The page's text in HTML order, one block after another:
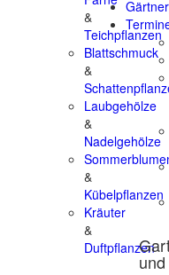
&
Teichpflanzen
Blattschmuck
&
Laubgehölze
&
Nadelgehölze
&
Kübelpflanzen
Kräuter
&
Duftpflanzen